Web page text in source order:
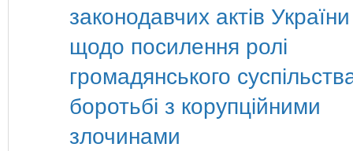
законодавчих актів України
щодо посилення ролі
громадянського
боротьбі з корупційними
злочинами